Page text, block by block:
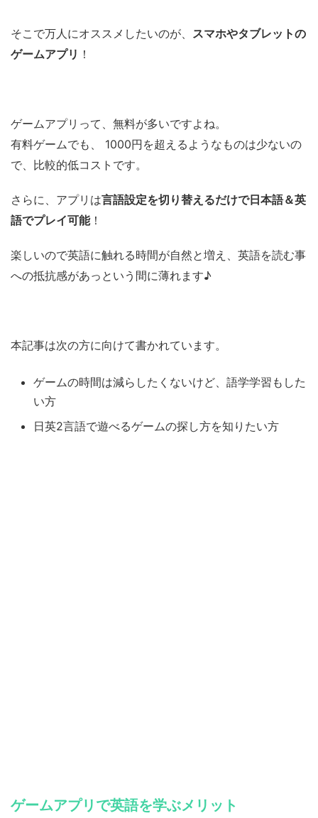
そこで万人にオススメしたいのが、 スマホやタブレットの
ゲームアプリ ！
ゲームアプリって、無料が多いですよね。
有料ゲームでも、 1000円を超えるようなものは少ないの
で、比較的低コストです。
さらに、アプリは言語設定を切り替えるだけで日本語＆英
語でプレイ可能！
楽しいので英語に触れる時間が自然と増え、英語を読む事
への抵抗感があっという間に薄れます♪
本記事は次の方に向けて書かれています。
ゲームの時間は減らしたくないけど、語学学習もした
い方
日英2言語で遊べるゲームの探し方を知りたい方
ゲームアプリで英語を学ぶメリット